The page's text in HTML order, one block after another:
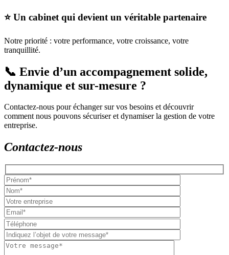
⭐ Un cabinet qui devient un véritable partenaire
Notre priorité : votre performance, votre croissance, votre
tranquillité.
📞 Envie d’un accompagnement solide,
dynamique et sur-mesure ?
Contactez-nous pour échanger sur vos besoins et découvrir
comment nous pouvons sécuriser et dynamiser la gestion de votre
entreprise.
Contactez-nous
Please
leave
this
field